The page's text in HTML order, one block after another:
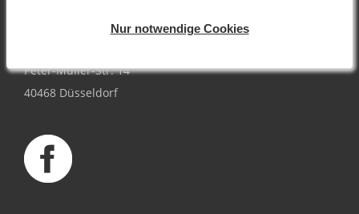
Nur notwendige Cookies
für Wertpapierbesitz e.V.
Peter-Müller-Str. 14
40468 Düsseldorf